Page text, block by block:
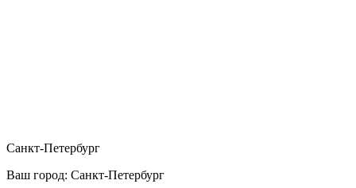
Санкт-Петербург
Ваш город: Санкт-Петербург